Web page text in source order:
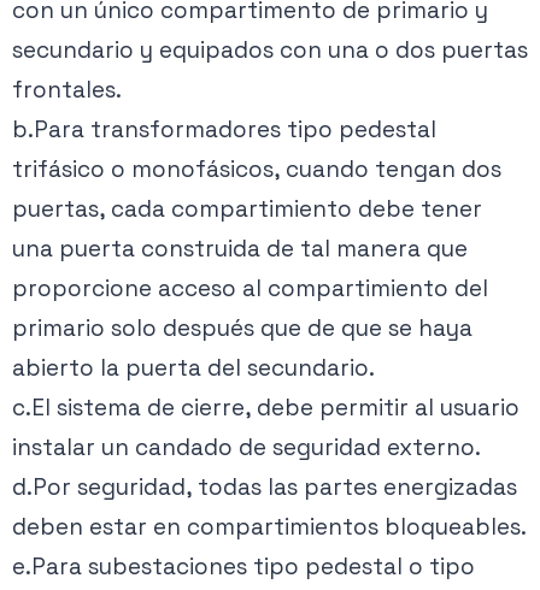
con un único compartimento de primario y
secundario y equipados con una o dos puertas
frontales.
b.Para transformadores tipo pedestal
trifásico o monofásicos, cuando tengan dos
puertas, cada compartimiento debe tener
una puerta construida de tal manera que
proporcione acceso al compartimiento del
primario solo después que de que se haya
abierto la puerta del secundario.
c.El sistema de cierre, debe permitir al usuario
instalar un candado de seguridad externo.
d.Por seguridad, todas las partes energizadas
deben estar en compartimientos bloqueables.
e.Para subestaciones tipo pedestal o tipo